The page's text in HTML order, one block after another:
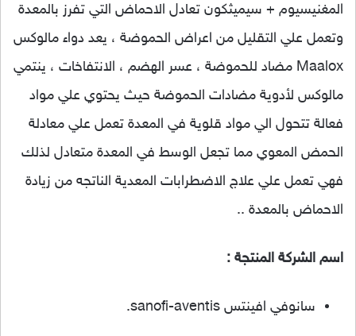
المغنيسيوم + سيميثكون تعادل الاحماض التي تفرز بالمعدة
وتعمل علي التقليل من اعراض الحموضة ، يعد دواء مالوكس
Maalox مضاد للحموضة ، عسر الهضم ، الانتفاخات ، ينتمي
مالوكس لأدوية مضادات الحموضة حيث يحتوي علي مواد
فعالة تتحول الي مواد قلوية في المعدة تعمل علي معادلة
الحمض المعوي مما تجعل الوسط في المعدة متعادل لذلك
فهي تعمل علي علاج الاضطرابات المعدية الناتجه من زيادة
الاحماض بالمعدة ..
اسم الشركة المنتجة :
سانوفي افينتس sanofi-aventis.